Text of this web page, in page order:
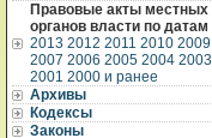
Правовые акты местных
органов власти по датам
2013 2012 2011 2010 2009
2007 2006 2005 2004 2003
2001 2000 и ранее
Архивы
Кодексы
Законы